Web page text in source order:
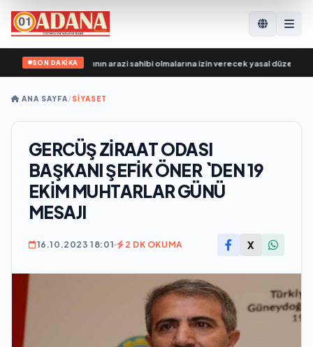
SON DAKİKA
SVO katılımcılarının arazi sahibi olmalarına izin verecek yasal
ANA SAYFA/SİYASET
GERCÜŞ ZİRAAT ODASI
BAŞKANI ŞEFİK ÖNER `DEN 19
EKİM MUHTARLAR GÜNÜ
MESAJI
16.10.2023 18:01 2 DK OKUMA X